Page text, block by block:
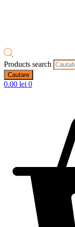
Products search
Cautare
0.00 lei 0